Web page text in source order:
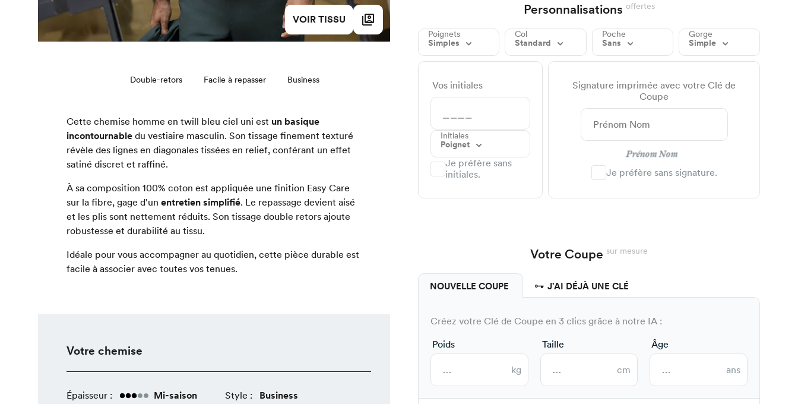
VOIR TISSU
Double-retors Facile à repasser Business
Cette chemise homme en twill bleu ciel uni est un basique
incontournable du vestiaire masculin. Son tissage finement texturé
révèle des lignes en diagonales tissées en relief, conférant un effet
satiné discret et raffiné.
À sa composition 100% coton est appliquée une finition Easy Care
sur la fibre, gage d'un entretien simplifié. Le repassage devient aisé
et les plis sont nettement réduits. Son tissage double retors ajoute
robustesse et durabilité au tissu.
Idéale pour vous accompagner au quotidien, cette pièce durable est
facile à associer avec toutes vos tenues.
Votre chemise
Épaisseur : Mi-saison Style : Business
Personnalisations offertes
Poignets
Simples
Col
Standard
Poche
Sans
Gorge
Simple
Vos initiales
Initiales
Poignet
Je préfère sans
initiales.
Signature imprimée avec votre Clé de
Coupe
Prénom Nom
Je préfère sans signature.
Votre Coupe sur mesure
NOUVELLE COUPE J'AI DÉJÀ UNE CLÉ
Créez votre Clé de Coupe en 3 clics grâce à notre IA :
Poids
kg
Taille
cm
Âge
ans